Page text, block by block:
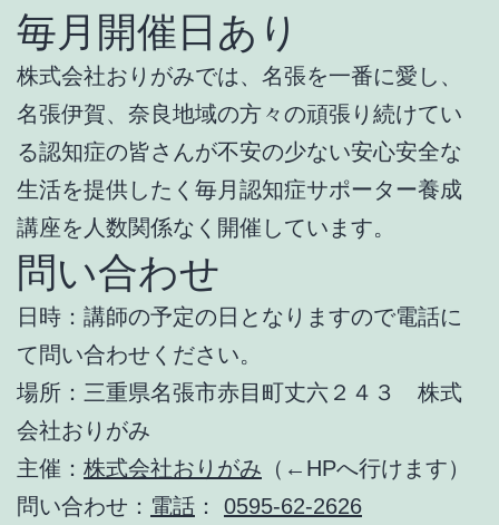
毎月開催日あり
株式会社おりがみでは、名張を一番に愛し、
名張伊賀、奈良地域の方々の頑張り続けてい
る認知症の皆さんが不安の少ない安心安全な
生活を提供したく毎月認知症サポーター養成
講座を人数関係なく開催しています。
問い合わせ
日時：講師の予定の日となりますので電話に
て問い合わせください。
場所：三重県名張市赤目町丈六２４３ 株式
会社おりがみ
主催： 株式会社おりがみ （←HPへ行けます）
問い合わせ： 電話 ： 0595-62-2626